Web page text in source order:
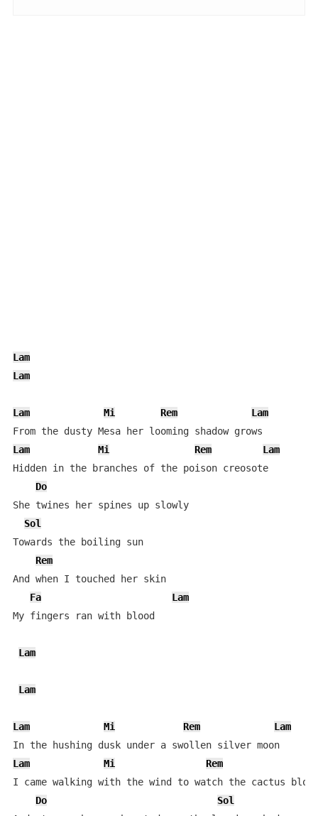
Lam
Lam
Lam Mi Rem
Lam
Lam
Mi Rem
Lam
Hidden in the branches of the poison creosote
Do
She twines her spines up slowly
Sol
Towards the boiling sun
Rem
And when I touched her skin
Fa
Lam
My fingers ran with blood
Lam
Lam
Lam Mi Rem
Lam
In the hushing dusk under a swollen silver moon
Lam
Mi Rem
I came walking with the wind to watch the cactus
Do
Sol